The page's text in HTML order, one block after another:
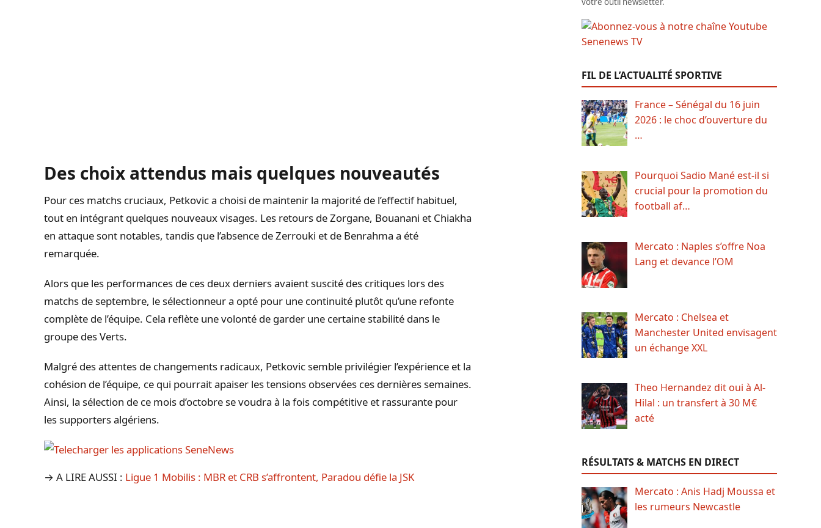
Des choix attendus mais quelques nouveautés
Pour ces matchs cruciaux, Petkovic a choisi de maintenir la majorité de l’effectif habituel,
tout en intégrant quelques nouveaux visages. Les retours de Zorgane, Bouanani et Chiakha
en attaque sont notables, tandis que l’absence de Zerrouki et de Benrahma a été
remarquée.
Alors que les performances de ces deux derniers avaient suscité des critiques lors des
matchs de septembre, le sélectionneur a opté pour une continuité plutôt qu’une refonte
complète de l’équipe. Cela reflète une volonté de garder une certaine stabilité dans le
groupe des Verts.
Malgré des attentes de changements radicaux, Petkovic semble privilégier l’expérience et la
cohésion de l’équipe, ce qui pourrait apaiser les tensions observées ces dernières semaines.
Ainsi, la sélection de ce mois d’octobre se voudra à la fois compétitive et rassurante pour
les supporters algériens.
→ A LIRE AUSSI : Ligue 1 Mobilis : MBR et CRB s’affrontent, Paradou défie la JSK
FIL DE L’ACTUALITÉ SPORTIVE
France – Sénégal du 16 juin
2026 : le choc d’ouverture du
…
Pourquoi Sadio Mané est-il si
crucial pour la promotion du
football af…
Mercato : Naples s’offre Noa
Lang et devance l’OM
Mercato : Chelsea et
Manchester United envisagent
un échange XXL
Theo Hernandez dit oui à Al-
Hilal : un transfert à 30 M€
acté
RÉSULTATS & MATCHS EN DIRECT
Mercato : Anis Hadj Moussa et
les rumeurs Newcastle